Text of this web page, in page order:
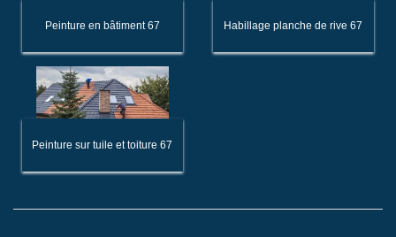
Peinture en bâtiment 67 Habillage planche de rive 67
Peinture sur tuile et toiture 67